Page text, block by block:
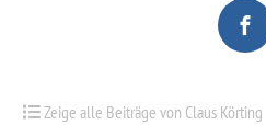
Zeige alle Beiträge von Claus Körting